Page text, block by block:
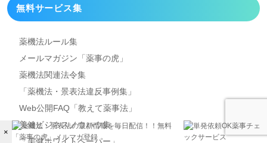
×
無料サービス集
薬機法ルール集
メールマガジン「薬事の虎」
薬機法関連法令集
「薬機法・景表法違反事例集」
Web公開FAQ「教えて薬事法」
美健ビジネスノウハウ集
「美健ホワイトペーパー」